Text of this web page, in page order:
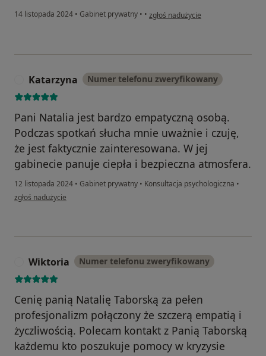
14 listopada 2024 • Gabinet prywatny • • w opinii użytkownika Oskar
zgłoś nadużycie
Katarzyna Numer telefonu zweryfikowany
Pani Natalia jest bardzo empatyczną osobą.
Podczas spotkań słucha mnie uważnie i czuję,
że jest faktycznie zainteresowana. W jej
gabinecie panuje ciepła i bezpieczna atmosfera.
12 listopada 2024 • Gabinet prywatny • Konsultacja psychologiczna •
w opinii użytkownika Katarzyna
zgłoś nadużycie
Wiktoria Numer telefonu zweryfikowany
Cenię panią Natalię Taborską za pełen
profesjonalizm połączony że szczerą empatią i
życzliwością. Polecam kontakt z Panią Taborską
każdemu kto poszukuje pomocy w kryzysie